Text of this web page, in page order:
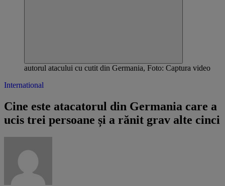
autorul atacului cu cutit din Germania, Foto: Captura video
International
Cine este atacatorul din Germania care a
ucis trei persoane și a rănit grav alte cinci